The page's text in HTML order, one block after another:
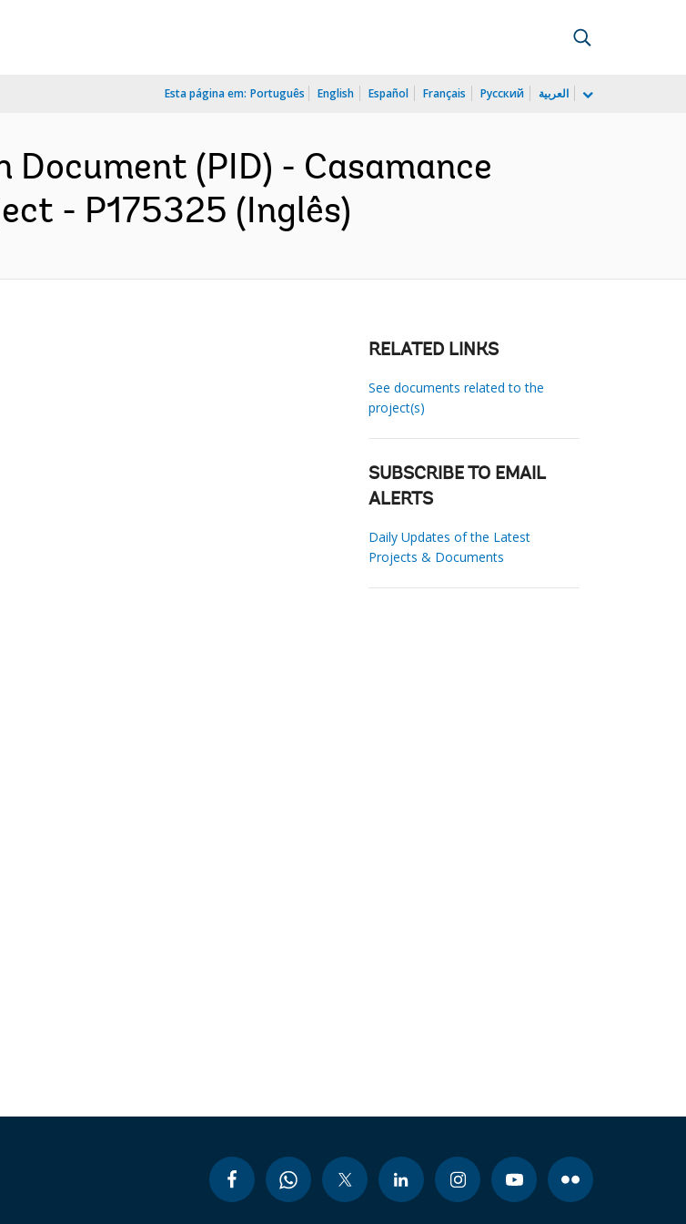
Esta página em: Português English Español Français Русский العربية
(PID) - Casamance
- P175325 (Inglês)
RELATED LINKS
See documents related to the
project(s)
SUBSCRIBE TO EMAIL
ALERTS
Daily Updates of the Latest
Projects & Documents